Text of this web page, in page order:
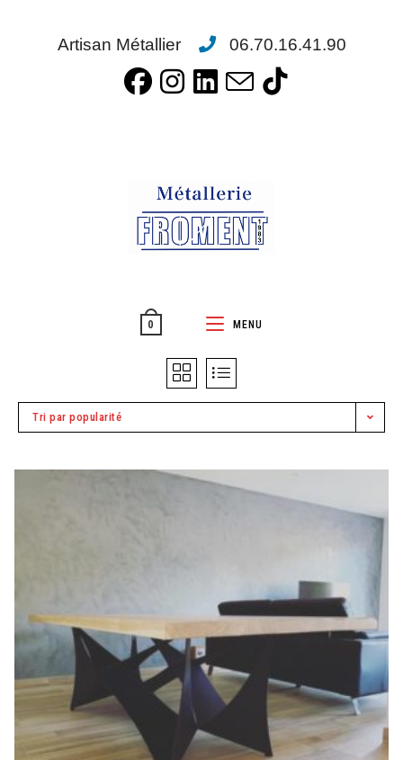
Artisan Métallier 06.70.16.41.90
0 MENU
Tri par popularité